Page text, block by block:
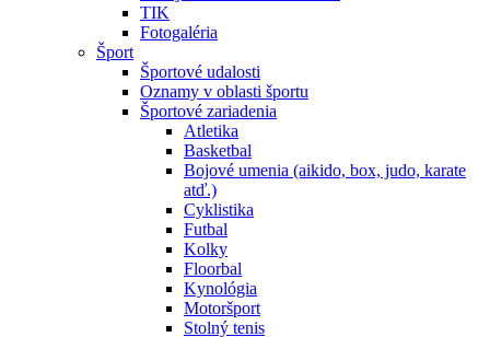
TIK
Fotogaléria
Šport
Športové udalosti
Oznamy v oblasti športu
Športové zariadenia
Atletika
Basketbal
Bojové umenia (aikido, box, judo, karate
atď.)
Cyklistika
Futbal
Kolky
Floorbal
Kynológia
Motoršport
Stolný tenis